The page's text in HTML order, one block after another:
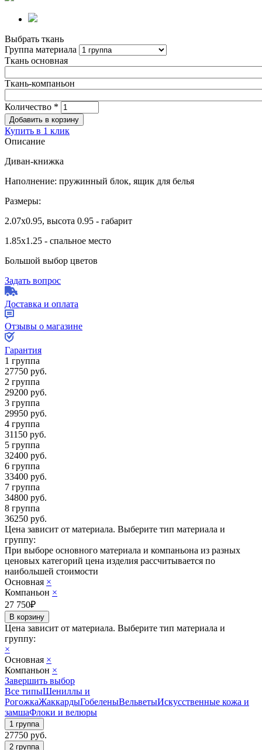
Выбрать ткань
Группа материала
Ткань основная
Ткань-компаньон
Количество *
Купить в 1 клик
Описание
Диван-книжка
Наполнение: пружинный блок, ящик для белья
Размеры:
2.07х0.95, высота 0.95 - габарит
1.85х1.25 - спальное место
Большой выбор цветов
Задать вопрос
Доставка и оплата
Отзывы о магазине
Гарантия
1 группа
27750 руб.
2 группа
29200 руб.
3 группа
29950 руб.
4 группа
31150 руб.
5 группа
32400 руб.
6 группа
33400 руб.
7 группа
34800 руб.
8 группа
36250 руб.
Цена зависит от материала. Выберите тип материала и
группу:
При выборе основного материала и компаньона из разных
ценовых категорий цена изделия рассчитывается по
наибольшей стоимости
Основная ×
Компаньон ×
27 750₽
Цена зависит от материала. Выберите тип материала и
группу:
×
Основная ×
Компаньон ×
Завершить выбор
Все типыШениллы и
РогожкаЖаккардыГобеленыВельветыИскусственные кожа и
замшаФлоки и велюры
27750 руб.